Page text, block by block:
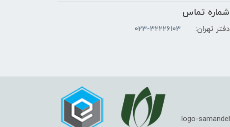
شماره تماس
دفتر تهران: 023-32226103